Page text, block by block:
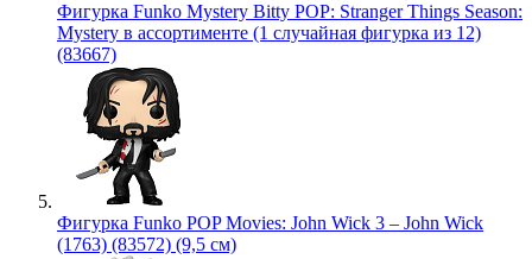
Фигурка Funko Mystery Bitty POP: Stranger Things Season:
Mystery в ассортименте (1 случайная фигурка из 12)
(83667)
Фигурка Funko POP Movies: John Wick 3 – John Wick
(1763) (83572) (9,5 см)